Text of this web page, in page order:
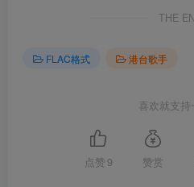
THE
FLAC格式 港台歌手
喜欢就支
点赞 9 赞赏